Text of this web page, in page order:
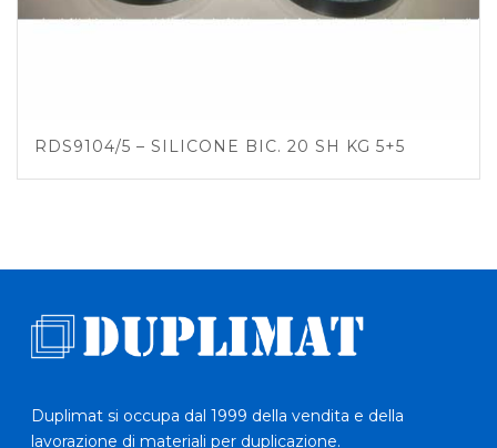
RDS9104/5 – SILICONE BIC. 20 SH KG 5+5
Duplimat si occupa dal 1999 della vendita e della
lavorazione di materiali per duplicazione.